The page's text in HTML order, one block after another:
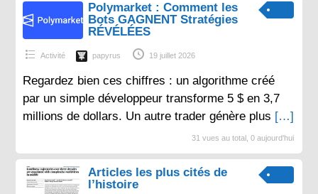
Polymarket : Comment les
Bots GAGNENT Stratégies
RÉVÉLÉES
Activité papyrus 19 juillet 2026
Regardez bien ces chiffres : un algorithme créé
par un simple développeur transforme 5 $ en 3,7
millions de dollars. Un autre trader génère plus […]
31 vues au total, 0 aujourd'hui
Articles les plus cités de
l’histoire